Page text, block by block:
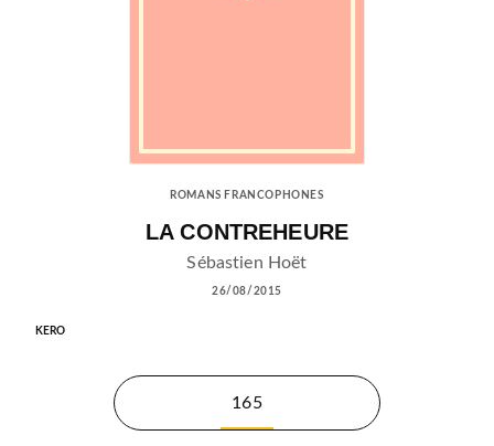
ROMANS FRANCOPHONES
LA CONTREHEURE
Sébastien Hoët
26/08/2015
KERO
165